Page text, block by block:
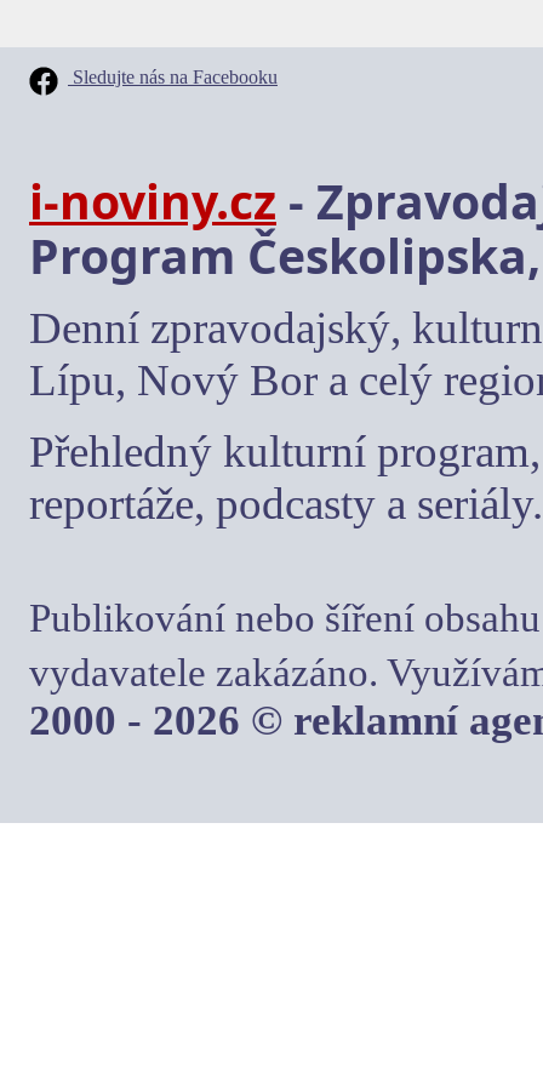
Sledujte nás na Facebooku
i-noviny.cz -
Program
Denní zpravodajský,
Lípu, Nový Bor a celý
Přehledný kulturní
reportáže, podcasty a seriály.
Publikování nebo šíření
vydavatele zakázáno.
2000 - 2026 © reklamní